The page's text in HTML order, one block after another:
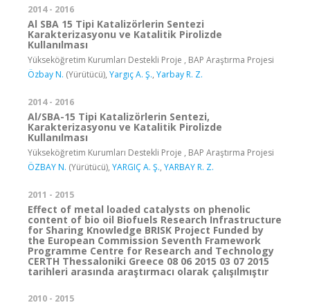
2014 - 2016
Al SBA 15 Tipi Katalizörlerin Sentezi
Karakterizasyonu ve Katalitik Pirolizde
Kullanılması
Yükseköğretim Kurumları Destekli Proje , BAP Araştırma Projesi
Özbay N. (Yürütücü), Yargıç A. Ş., Yarbay R. Z.
2014 - 2016
Al/SBA-15 Tipi Katalizörlerin Sentezi,
Karakterizasyonu ve Katalitik Pirolizde
Kullanılması
Yükseköğretim Kurumları Destekli Proje , BAP Araştırma Projesi
ÖZBAY N. (Yürütücü), YARGIÇ A. Ş., YARBAY R. Z.
2011 - 2015
Effect of metal loaded catalysts on phenolic
content of bio oil Biofuels Research Infrastructure
for Sharing Knowledge BRISK Project Funded by
the European Commission Seventh Framework
Programme Centre for Research and Technology
CERTH Thessaloniki Greece 08 06 2015 03 07 2015
tarihleri arasında araştırmacı olarak çalışılmıştır
2010 - 2015